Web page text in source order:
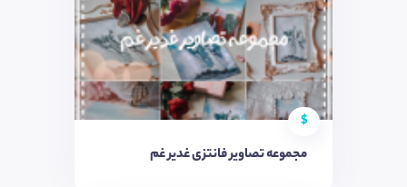
$
مجموعه تصاویر فانتزی غدیر غم